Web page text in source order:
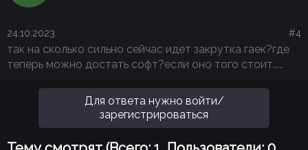
24.10.2023 #4
так на сколько сильно сейчас идет закрутка гаек?где
теперь можно достать софт?если оно того стоит.....
Для ответа нужно войти/
зарегистрироваться